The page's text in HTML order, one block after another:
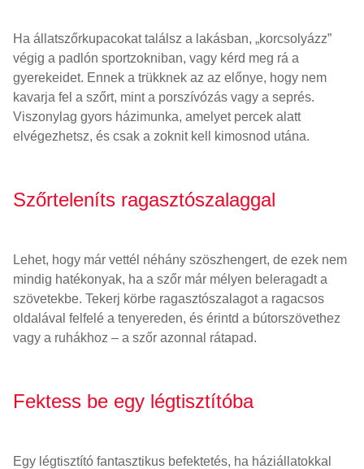
Ha állatszőrkupacokat találsz a lakásban, „korcsolyázz”
végig a padlón sportzokniban, vagy kérd meg rá a
gyerekeidet. Ennek a trükknek az az előnye, hogy nem
kavarja fel a szőrt, mint a porszívózás vagy a seprés.
Viszonylag gyors házimunka, amelyet percek alatt
elvégezhetsz, és csak a zoknit kell kimosnod utána.
Szőrteleníts ragasztószalaggal
Lehet, hogy már vettél néhány szöszhengert, de ezek nem
mindig hatékonyak, ha a szőr már mélyen beleragadt a
szövetekbe. Tekerj körbe ragasztószalagot a ragacsos
oldalával felfelé a tenyereden, és érintd a bútorszövethez
vagy a ruhákhoz – a szőr azonnal rátapad.
Fektess be egy légtisztítóba
Egy légtisztító fantasztikus befektetés, ha háziállatokkal